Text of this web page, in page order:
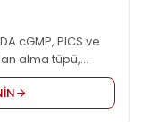
cGMP, PICS ve
alma tüpü,
OSD vb. gibi dünya
teslimi tesislerin